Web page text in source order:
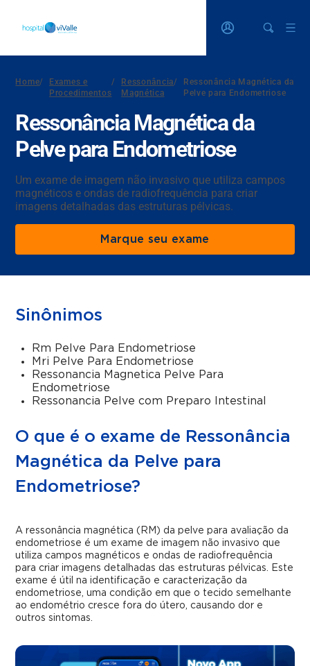
Home/
Exames e
Procedimentos
/
Ressonância
Magnética
/
Ressonância Magnética da
Pelve para Endometriose
Ressonância Magnética da
Pelve para Endometriose
Um exame de imagem não invasivo que utiliza campos
magnéticos e ondas de radiofrequência para criar
imagens detalhadas das estruturas pélvicas.
Marque seu exame
Sinônimos
Rm Pelve Para Endometriose
Mri Pelve Para Endometriose
Ressonancia Magnetica Pelve Para
Endometriose
Ressonancia Pelve com Preparo Intestinal
O que é o exame de Ressonância
Magnética da Pelve para
Endometriose?
A ressonância magnética (RM) da pelve para avaliação da
endometriose é um exame de imagem não invasivo que
utiliza campos magnéticos e ondas de radiofrequência
para criar imagens detalhadas das estruturas pélvicas. Este
exame é útil na identificação e caracterização da
endometriose, uma condição em que o tecido semelhante
ao endométrio cresce fora do útero, causando dor e
outros sintomas.